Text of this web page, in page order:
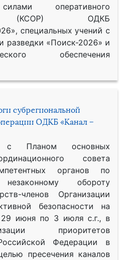
оперативного
(КСОР) ОДКБ
специальных учений с
разведки «Поиск-2026» и
обеспечения
субрегиональной
ОДКБ «Канал –
с Планом основных
совета
органов по
незаконному обороту
членов Организации
безопасности на
июня по 3 июля с.г., в
приоритетов
Федерации в
пресечения каналов